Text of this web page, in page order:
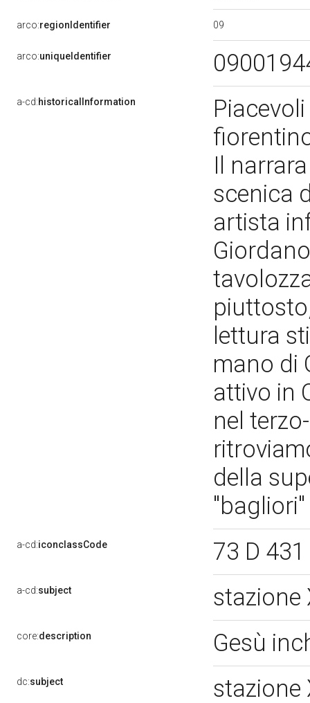
arco:regionIdentifier 09
arco:uniqueIdentifier
a-cd:historicalInformation
Il
scenica
artista
lettura
mano di
attivo in
nel
della
a-cd:iconclassCode 73 D
a-cd:subject stazione
core:description Gesù
dc:subject stazione